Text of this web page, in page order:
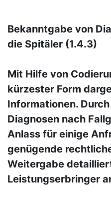
Bekanntgabe von
die Spitäler (1.4.3)
Mit Hilfe von
kürzester Form
Informationen.
Diagnosen nach
Anlass für einige
genügende
Weitergabe
Leistungserbringer